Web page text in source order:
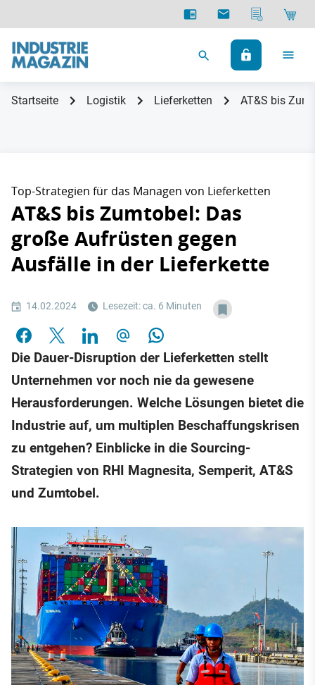
Startseite Logistik Lieferketten AT&S bis
Top-Strategien für das Managen von Lieferketten
AT&S bis Zumtobel: Das
große Aufrüsten gegen
Ausfälle in der Lieferkette
14.02.2024 Lesezeit: ca. 6 Minuten
Die Dauer-Disruption der Lieferketten stellt
Unternehmen vor noch nie da gewesene
Herausforderungen. Welche Lösungen bietet die
Industrie auf, um multiplen Beschaffungskrisen
zu entgehen? Einblicke in die Sourcing-
Strategien von RHI Magnesita, Semperit, AT&S
und Zumtobel.